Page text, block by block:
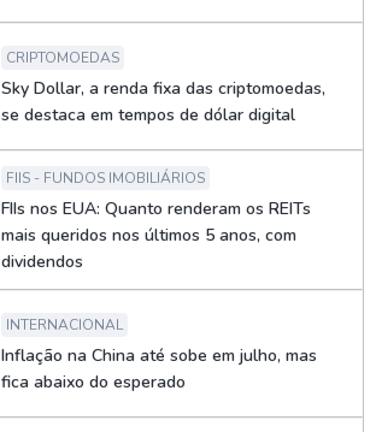
CRIPTOMOEDAS
Sky Dollar, a renda fixa das criptomoedas,
se destaca em tempos de dólar digital
FIIS - FUNDOS IMOBILIÁRIOS
FIIs nos EUA: Quanto renderam os REITs
mais queridos nos últimos 5 anos, com
dividendos
INTERNACIONAL
Inflação na China até sobe em julho, mas
fica abaixo do esperado